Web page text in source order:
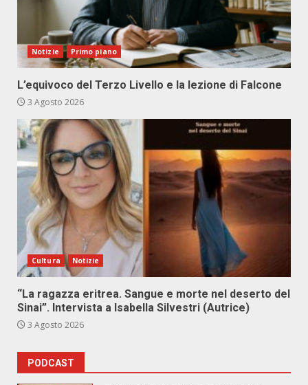
Notizie Primo piano
L’equivoco del Terzo Livello e la lezione di Falcone
3 Agosto 2026
Cultura Notizie
“La ragazza eritrea. Sangue e morte nel deserto del
Sinai”. Intervista a Isabella Silvestri (Autrice)
3 Agosto 2026
PODCAST